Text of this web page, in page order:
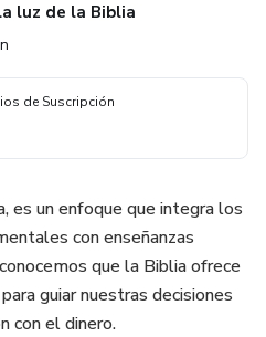
luz de la Biblia
de Suscripción
es un enfoque que integra los
con enseñanzas
que la Biblia ofrece
guiar nuestras decisiones
con el dinero.